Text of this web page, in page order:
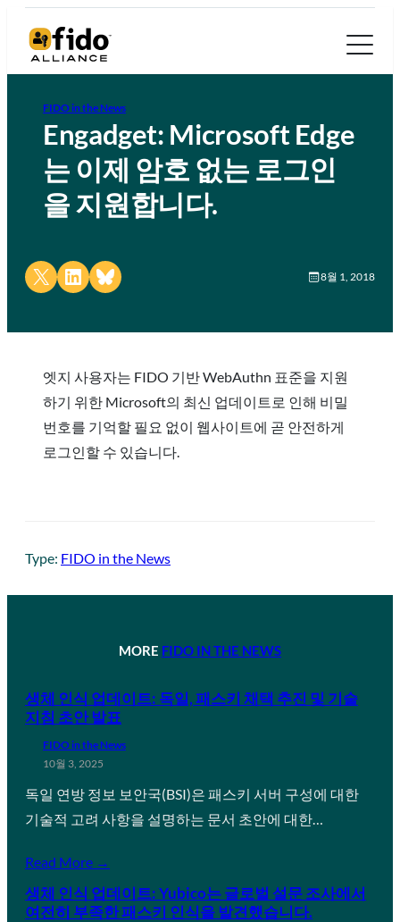
FIDO in the News
Engadget: Microsoft Edge
는 이제 암호 없는 로그인
을 지원합니다.
Share on X Share on LinkedIn
Share on Bluesky 8월 1, 2018
엣지 사용자는 FIDO 기반 WebAuthn 표준을 지원
하기 위한 Microsoft의 최신 업데이트로 인해 비밀
번호를 기억할 필요 없이 웹사이트에 곧 안전하게
로그인할 수 있습니다.
Type: FIDO in the News
MORE FIDO IN THE NEWS
생체 인식 업데이트: 독일, 패스키 채택 추진 및 기술
지침 초안 발표
FIDO in the News
10월 3, 2025
독일 연방 정보 보안국(BSI)은 패스키 서버 구성에 대한
기술적 고려 사항을 설명하는 문서 초안에 대한…
Read More →
생체 인식 업데이트: Yubico는 글로벌 설문 조사에서
여전히 부족한 패스키 인식을 발견했습니다.